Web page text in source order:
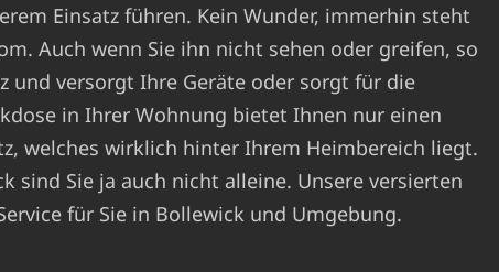
Einsatz führen. Kein Wunder, immerhin steht
Auch wenn Sie ihn nicht sehen oder greifen, so
und versorgt Ihre Geräte oder sorgt für die
in Ihrer Wohnung bietet Ihnen nur einen
welches wirklich hinter Ihrem Heimbereich liegt.
sind Sie ja auch nicht alleine. Unsere versierten
für Sie in Bollewick und Umgebung.